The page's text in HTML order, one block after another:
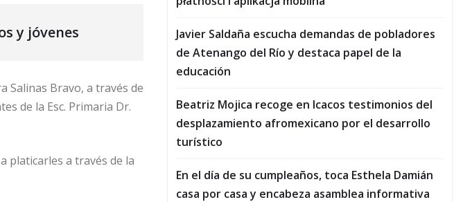
y jóvenes
Salinas Bravo, a través de
de la Esc. Primaria Dr.
platicarles a través de la
Javier Saldaña escucha demandas de pobladores
de Atenango del Río y destaca papel de la
educación
Beatriz Mojica recoge en Icacos testimonios del
desplazamiento afromexicano por el desarrollo
turístico
En el día de su cumpleaños, toca Esthela Damián
casa por casa y encabeza asamblea informativa